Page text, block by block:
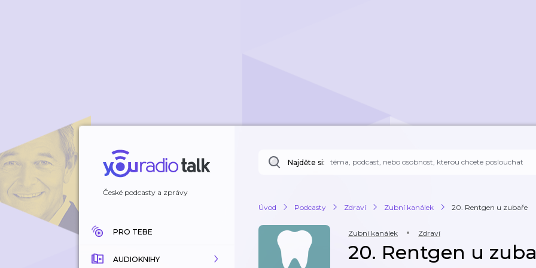
České podcasty a zprávy
PRO TEBE
AUDIOKNIHY
Najděte si:
Úvod Podcasty Zdraví Zubní kanálek 20. Rentgen u zubaře
Zubní kanálek Zdraví
20. Rentgen u